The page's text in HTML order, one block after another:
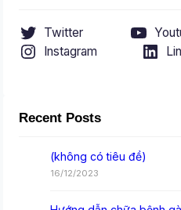
Twitter
Instagram
Recent Posts
(không có tiêu đề)
16/12/2023